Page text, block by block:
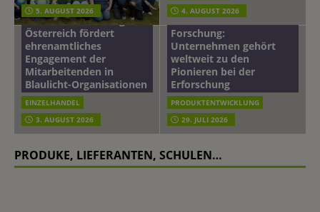
5. AUGUST 2026
4. AUGUST 2026
mehr vom leben tag: dm
Österreich fördert
ehrenamtliches
Engagement der
Mitarbeitenden in
Blaulicht-Organisationen
EINZELHANDEL
3. AUGUST 2026
Beiersdorf
Hautmikrobiom-
Forschung:
Unternehmen gehört
weltweit zu den
Pionieren bei der
Erforschung
PRODUKTENTWICKLUNG
29. JULI 2026
PRODUKE, LIEFERANTEN, SCHULEN…